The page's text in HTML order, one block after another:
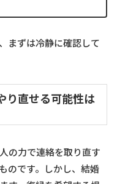
まずは冷静に確認して
り直せる可能性は
の力で連絡を取り直す
のです。しかし、結婚